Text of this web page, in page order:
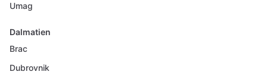
Umag
Dalmatien
Brac
Dubrovnik